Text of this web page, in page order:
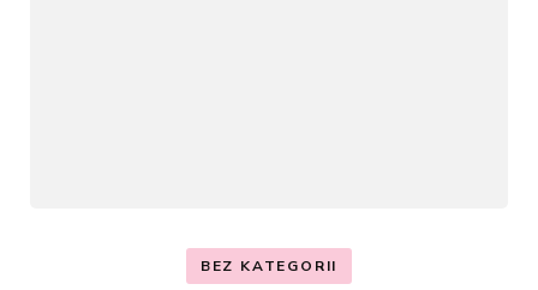
BEZ KATEGORII